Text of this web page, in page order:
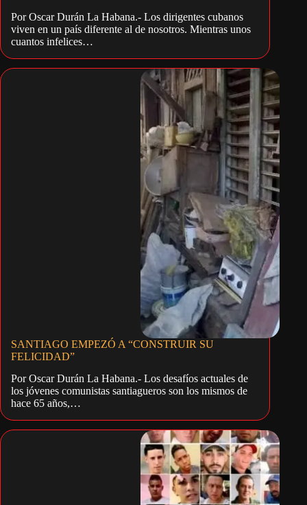
Por Oscar Durán La Habana.- Los dirigentes cubanos
viven en un país diferente al de nosotros. Mientras unos
cuantos infelices…
SANTIAGO EMPEZÓ A “CONSTRUIR SU
FELICIDAD”
Por Oscar Durán La Habana.- Los desafíos actuales de
los jóvenes comunistas santiagueros son los mismos de
hace 65 años,…